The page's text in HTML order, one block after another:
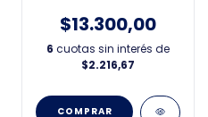
$13.300,00
6 cuotas sin interés de
$2.216,67